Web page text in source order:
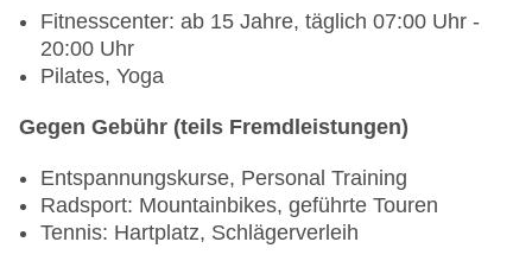
Fitnesscenter: ab 15 Jahre, täglich 07:00 Uhr -
20:00 Uhr
Pilates, Yoga
Gegen Gebühr (teils Fremdleistungen)
Entspannungskurse, Personal Training
Radsport: Mountainbikes, geführte Touren
Tennis: Hartplatz, Schlägerverleih